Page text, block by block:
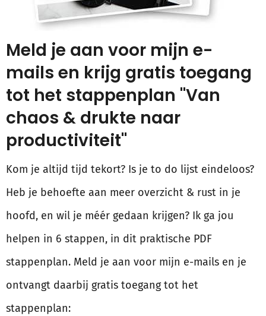
Meld je aan voor mijn e-
mails en krijg gratis toegang
tot het stappenplan "Van
chaos & drukte naar
productiviteit"
Kom je altijd tijd tekort? Is je to do lijst eindeloos?
Heb je behoefte aan meer overzicht & rust in je
hoofd, en wil je méér gedaan krijgen? Ik ga jou
helpen in 6 stappen, in dit praktische PDF
stappenplan. Meld je aan voor mijn e-mails en je
ontvangt daarbij gratis toegang tot het
stappenplan: